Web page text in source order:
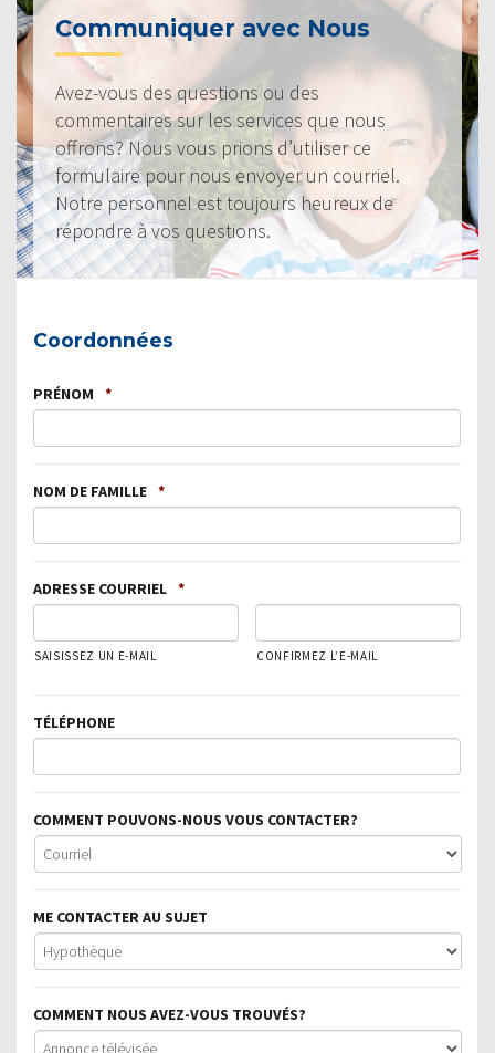
Communiquer avec Nous
Avez-vous des questions ou des
commentaires sur les services que nous
offrons? Nous vous prions d’utiliser ce
formulaire pour nous envoyer un courriel.
Notre personnel est toujours heureux de
répondre à vos questions.
Coordonnées
PRÉNOM *
NOM DE FAMILLE *
ADRESSE COURRIEL *
SAISISSEZ UN E-MAIL CONFIRMEZ L’E-MAIL
TÉLÉPHONE
COMMENT POUVONS-NOUS VOUS CONTACTER?
ME CONTACTER AU SUJET
COMMENT NOUS AVEZ-VOUS TROUVÉS?